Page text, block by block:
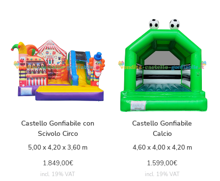
Castello Gonfiabile con
Scivolo Circo
5,00 x 4,20 x 3,60 m
1.849,00€
incl. 19% VAT
Castello Gonfiabile
Calcio
4,60 x 4,00 x 4,20 m
1.599,00€
incl. 19% VAT